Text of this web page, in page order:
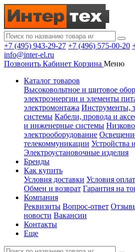
+7 (495) 943-29-27 +7 (496) 575-00-20
info@inter-el.ru
Позвонить Кабинет Корзина Меню
Каталог товаров
Высоковольтное и щитовое
электроэнергии и элементы
электромонтажа Инструменты,
системы Кабели, провода и
и инженерные системы
электрооборудование
телекоммуникации Устройства
Электроустановочные изделия
Бренды
Как купить
Условия доставки Условия
Обмен и возврат Гарантия на
Компания
Реквизиты Вопрос-ответ
новости Вакансии
Контакты
Еще